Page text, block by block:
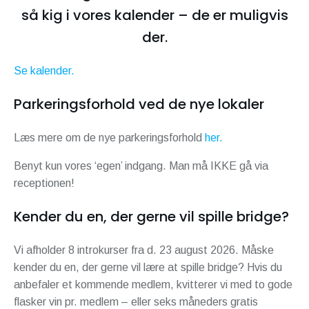
så kig i vores kalender – de er muligvis
der.
Se kalender.
Parkeringsforhold ved de nye lokaler
Læs mere om de nye parkeringsforhold her.
Benyt kun vores ‘egen’ indgang. Man må IKKE gå via
receptionen!
Kender du en, der gerne vil spille bridge?
Vi afholder 8 introkurser fra d. 23 august 2026. Måske
kender du en, der gerne vil lære at spille bridge? Hvis du
anbefaler et kommende medlem, kvitterer vi med to gode
flasker vin pr. medlem – eller seks måneders gratis